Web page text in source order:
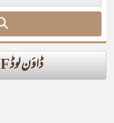
ڈاؤن لوڈ PDF